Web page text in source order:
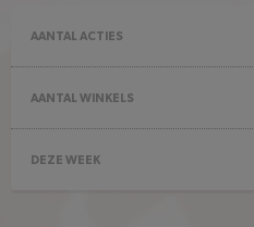
AANTAL ACTIES
AANTAL WINKELS
DEZE WEEK